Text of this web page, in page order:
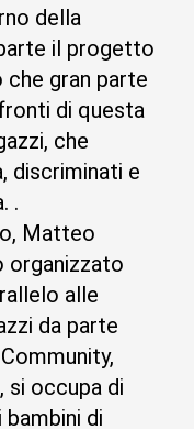
della
il progetto
che gran parte
di questa
che
discriminati e
.
Matteo
organizzato
alle
da parte
si occupa di
di